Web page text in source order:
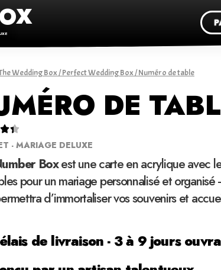
Wedding Box/Perfect Wedding Box/ Numéro de table
DE

- MARIAGE DELUXE
Boxest une carte en acrylique avec
pour un mariage personnalisé et
d’immortaliser vos souvenirs et
de livraison - 3 à 9 jours